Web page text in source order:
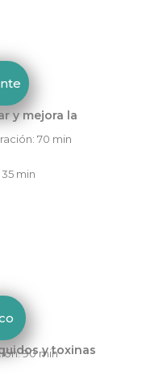
y mejora la
70 min
min
y toxinas
90 min